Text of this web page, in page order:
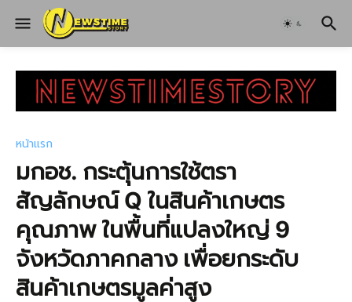
หน้าแรก
มกอช. กระตุ้นการใช้ตรา
สัญลักษณ์ Q ในสินค้าเกษตร
คุณภาพ ในพื้นที่แปลงใหญ่ 9
จังหวัดภาคกลาง เพื่อยกระดับ
สินค้าเกษตรมูลค่าสูง